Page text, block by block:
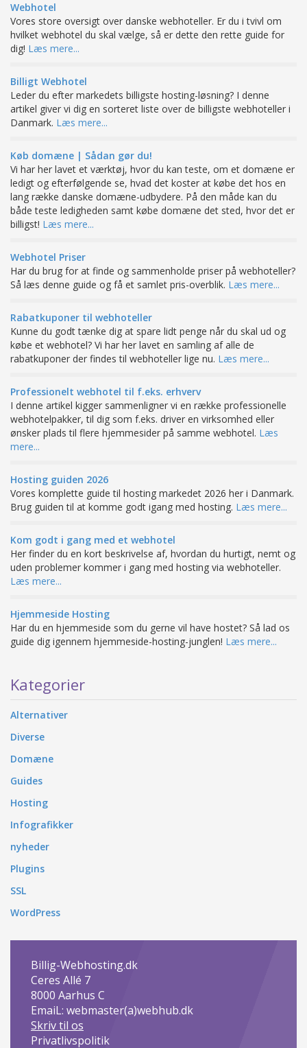
Webhotel
Vores store oversigt over danske webhoteller. Er du i tvivl om
hvilket webhotel du skal vælge, så er dette den rette guide for
dig! Læs mere...
Billigt Webhotel
Leder du efter markedets billigste hosting-løsning? I denne
artikel giver vi dig en sorteret liste over de billigste webhoteller i
Danmark. Læs mere...
Køb domæne | Sådan gør du!
Vi har her lavet et værktøj, hvor du kan teste, om et domæne er
ledigt og efterfølgende se, hvad det koster at købe det hos en
lang række danske domæne-udbydere. På den måde kan du
både teste ledigheden samt købe domæne det sted, hvor det er
billigst! Læs mere...
Webhotel Priser
Har du brug for at finde og sammenholde priser på webhoteller?
Så læs denne guide og få et samlet pris-overblik. Læs mere...
Rabatkuponer til webhoteller
Kunne du godt tænke dig at spare lidt penge når du skal ud og
købe et webhotel? Vi har her lavet en samling af alle de
rabatkuponer der findes til webhoteller lige nu. Læs mere...
Professionelt webhotel til f.eks. erhverv
I denne artikel kigger sammenligner vi en række professionelle
webhotelpakker, til dig som f.eks. driver en virksomhed eller
ønsker plads til flere hjemmesider på samme webhotel. Læs
mere...
Hosting guiden 2026
Vores komplette guide til hosting markedet 2026 her i Danmark.
Brug guiden til at komme godt igang med hosting. Læs mere...
Kom godt i gang med et webhotel
Her finder du en kort beskrivelse af, hvordan du hurtigt, nemt og
uden problemer kommer i gang med hosting via webhoteller.
Læs mere...
Hjemmeside Hosting
Har du en hjemmeside som du gerne vil have hostet? Så lad os
guide dig igennem hjemmeside-hosting-junglen! Læs mere...
Kategorier
Alternativer
Diverse
Domæne
Guides
Hosting
Infografikker
nyheder
Plugins
SSL
WordPress
Billig-Webhosting.dk
Ceres Allé 7
8000 Aarhus C
EmaiL: webmaster(a)webhub.dk
Skriv til os
Privatlivspolitik